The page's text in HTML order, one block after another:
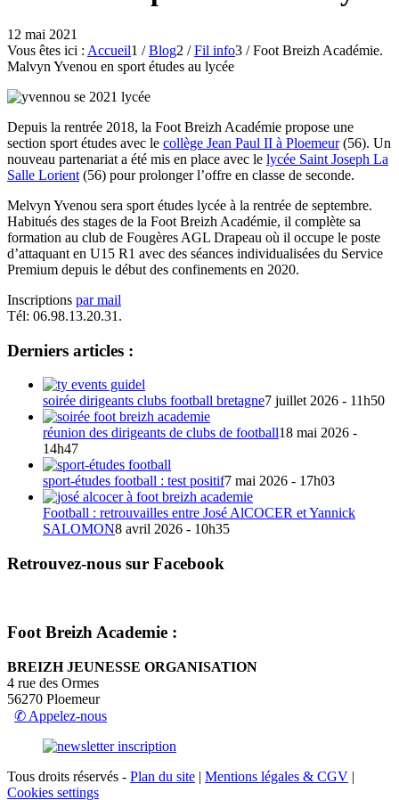
12 mai 2021
Vous êtes ici : Accueil1 / Blog2 / Fil info3 / Foot Breizh Académie.
Malvyn Yvenou en sport études au lycée
Depuis la rentrée 2018, la Foot Breizh Académie propose une
section sport études avec le collège Jean Paul II à Ploemeur(56). Un
nouveau partenariat a été mis en place avec le lycée Saint Joseph La
Salle Lorient (56) pour prolonger l’offre en classe de seconde.
Melvyn Yvenou sera sport études lycée à la rentrée de septembre.
Habitués des stages de la Foot Breizh Académie, il complète sa
formation au club de Fougères AGL Drapeau où il occupe le poste
d’attaquant en U15 R1 avec des séances individualisées du Service
Premium depuis le début des confinements en 2020.
Inscriptions par mail
Tél: 06.98.13.20.31.
Derniers articles :
soirée dirigeants clubs football bretagne7 juillet 2026 - 11h50
réunion des dirigeants de clubs de football18 mai 2026 -
14h47
sport-études football : test positif7 mai 2026 - 17h03
Football : retrouvailles entre José AlCOCER et Yannick
SALOMON8 avril 2026 - 10h35
Retrouvez-nous sur Facebook
Foot Breizh Academie :
BREIZH JEUNESSE ORGANISATION
4 rue des Ormes
56270 Ploemeur
✆ Appelez-nous
Tous droits réservés - Plan du site | Mentions légales & CGV |
Cookies settings